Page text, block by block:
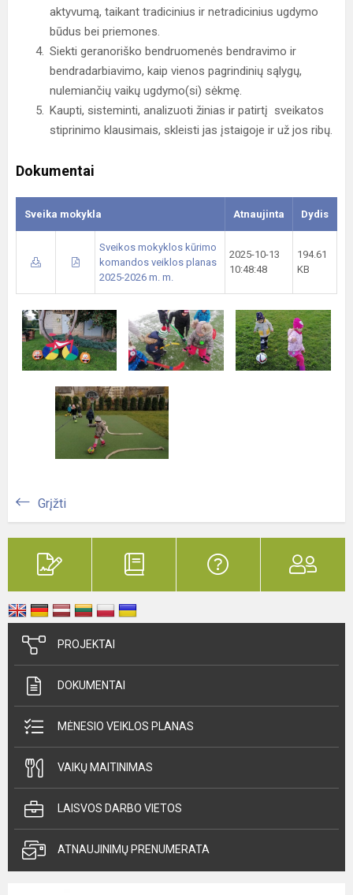
aktyvumą, taikant tradicinius ir netradicinius ugdymo
būdus bei priemones.
Siekti geranoriško bendruomenės bendravimo ir
bendradarbiavimo, kaip vienos pagrindinių sąlygų,
nulemiančių vaikų ugdymo(si) sėkmę.
Kaupti, sisteminti, analizuoti žinias ir patirtį sveikatos
stiprinimo klausimais, skleisti jas įstaigoje ir už jos ribų.
Dokumentai
Sveika mokykla Atnaujinta Dydis
Sveikos mokyklos kūrimo
komandos veiklos planas
2025-2026 m. m.
2025-10-13
10:48:48
194.61
KB
Grįžti
PROJEKTAI
DOKUMENTAI
MĖNESIO VEIKLOS PLANAS
VAIKŲ MAITINIMAS
LAISVOS DARBO VIETOS
ATNAUJINIMŲ PRENUMERATA